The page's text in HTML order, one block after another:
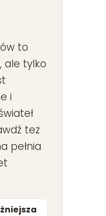
to
ale tylko
i
też
pełnia